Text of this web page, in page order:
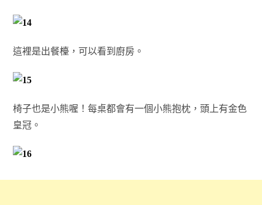
這裡是出餐檯，可以看到廚房。
椅子也是小熊喔！每桌都會有一個小熊抱枕，頭上有金色
皇冠。